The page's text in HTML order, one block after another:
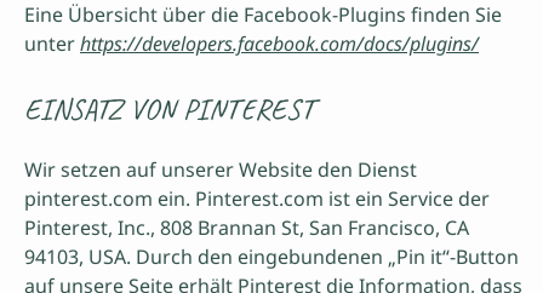
Eine Übersicht über die Facebook-Plugins finden Sie
unterhttps://developers.facebook.com/docs/plugins/
EINSATZ VON PINTEREST
Wir setzen auf unserer Website den Dienst
pinterest.com ein. Pinterest.com ist ein Service der
Pinterest, Inc., 808 Brannan St, San Francisco, CA
94103, USA. Durch den eingebundenen „Pin it“-Button
auf unsere Seite erhält Pinterest die Information, dass